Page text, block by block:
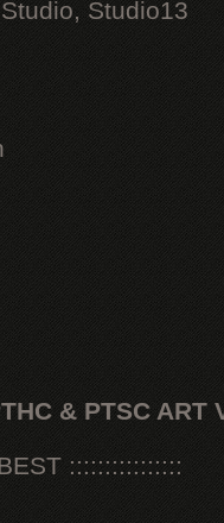
Studio13
& PTSC ART
::::::::::::::::